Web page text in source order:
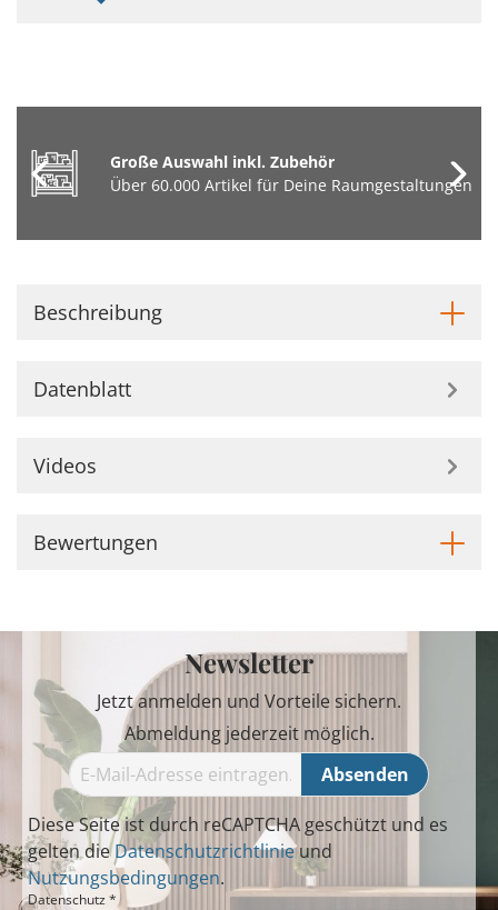
Große Auswahl inkl. Zubehör
Über 60.000 Artikel für Deine Raumgestaltungen
Beschreibung
Datenblatt
Videos
Bewertungen
Newsletter
Jetzt anmelden und Vorteile sichern.
Abmeldung jederzeit möglich.
Absenden
Diese Seite ist durch reCAPTCHA geschützt und es
gelten dieDatenschutzrichtlinieund
Nutzungsbedingungen.
Datenschutz *